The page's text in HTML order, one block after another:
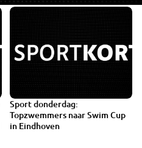
Sport donderdag:
Topzwemmers naar Swim Cup
in Eindhoven